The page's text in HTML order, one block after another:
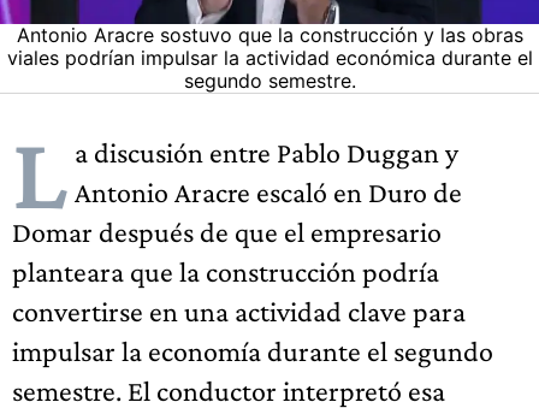
Antonio Aracre sostuvo que la construcción y las obras
viales podrían impulsar la actividad económica durante el
segundo semestre.
L a discusión entre Pablo Duggan y
Antonio Aracre escaló en Duro de
Domar después de que el empresario
planteara que la construcción podría
convertirse en una actividad clave para
impulsar la economía durante el segundo
semestre. El conductor interpretó esa